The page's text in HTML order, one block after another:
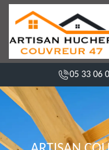
05 33 06